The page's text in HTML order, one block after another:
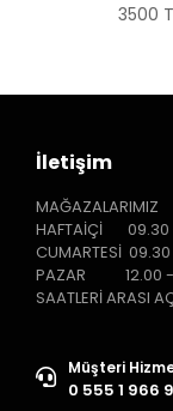
3500
İletişim
MAĞAZALARIMIZ
HAFTAİÇİ 09.30
CUMARTESİ
PAZAR 12.00 -
SAATLERİ ARASI
Müşteri
0 555 1 966